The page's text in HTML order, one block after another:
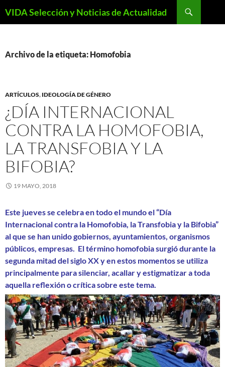
VIDA Selección y Noticias de Actualidad
Archivo de la etiqueta: Homofobia
ARTÍCULOS, IDEOLOGÍA DE GÉNERO
¿DÍA INTERNACIONAL
CONTRA LA HOMOFOBIA,
LA TRANSFOBIA Y LA
BIFOBIA?
19 MAYO, 2018
Este jueves se celebra en todo el mundo el “Día
Internacional contra la Homofobia, la Transfobia y la Bifobia”
al que se han unido gobiernos, ayuntamientos, organismos
públicos, empresas. El término homofobia surgió durante la
segunda mitad del siglo XXy en estos momentos se utiliza
principalmente para silenciar, acallar y estigmatizar a toda
aquella reflexión o crítica sobre este tema.